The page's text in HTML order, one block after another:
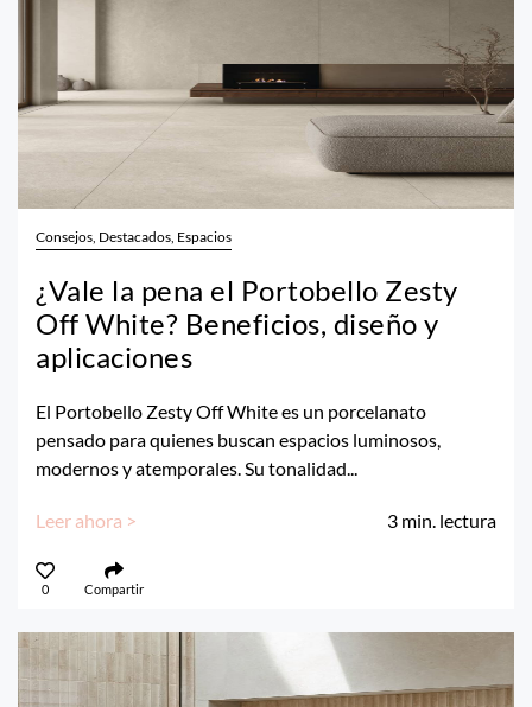
Consejos, Destacados, Espacios
¿Vale la pena el Portobello Zesty
Off White? Beneficios, diseño y
aplicaciones
El Portobello Zesty Off White es un porcelanato
pensado para quienes buscan espacios luminosos,
modernos y atemporales. Su tonalidad...
Leer ahora > 3 min. lectura
0 Compartir